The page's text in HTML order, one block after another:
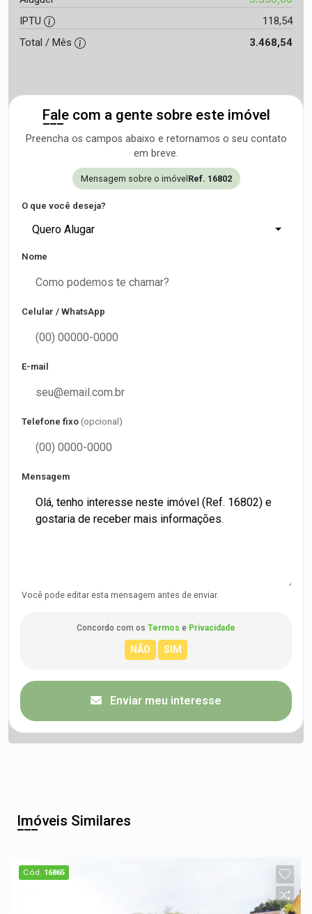
IPTU
118,54
Total / Mês
3.468,54
Fale com a gente sobre este imóvel
Preencha os campos abaixo e retornamos o seu contato
em breve.
Mensagem sobre o imóvel Ref. 16802
O que você deseja?
Quero Alugar
Nome
Celular / WhatsApp
E-mail
Telefone fixo (opcional)
Mensagem
Você pode editar esta mensagem antes de enviar.
Concordo com os Termos e Privacidade
Enviar meu interesse
Imóveis Similares
Cód. 16865